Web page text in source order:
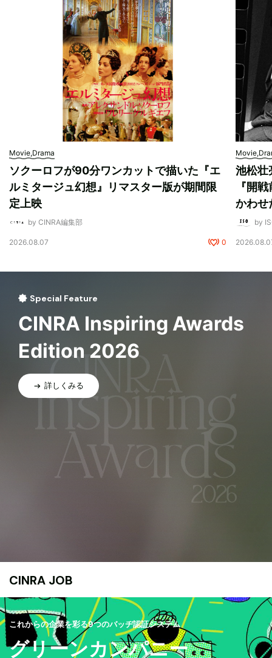
Movie,Drama
ソクーロフが90分ワンカットで描いた『エ
ルミタージュ幻想』リマスター版が期間限
定上映
by CINRA編集部
2026.08.07 0
池松壮
『開
かわせ
by
Special Feature
CINRA Inspiring Awards
Edition 2026
詳しくみる
CINRA JOB
これからの企業を彩る9つのバッヂ認証システム
グリーンカンパニー